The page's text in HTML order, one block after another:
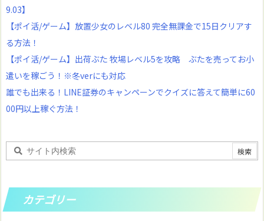
9.03】
【ポイ活/ゲーム】放置少女のレベル80 完全無課金で15日クリアす
る方法！
【ポイ活/ゲーム】出荷ぶた 牧場レベル5を攻略 ぶたを売ってお小
遣いを稼ごう！※冬verにも対応
誰でも出来る！LINE証券のキャンペーンでクイズに答えて簡単に60
00円以上稼ぐ方法！
カテゴリー